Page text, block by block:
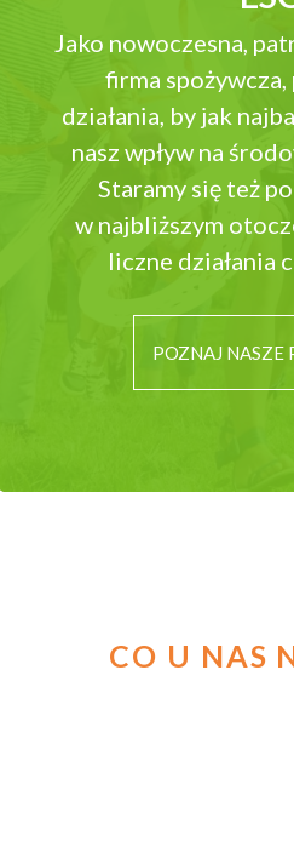
Jako nowoczesna,
firma
działania, by jak
nasz wpływ na
Staramy się też
w najbliższym
liczne działania
POZNAJ NASZE
CO U NAS